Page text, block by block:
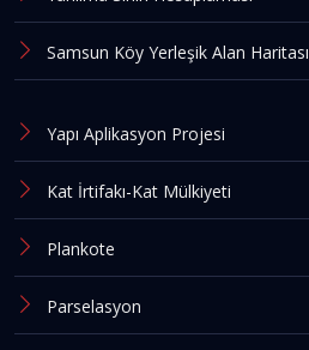
Samsun Köy Yerleşik Alan Haritası
Yapı Aplikasyon Projesi
Kat İrtifakı-Kat Mülkiyeti
Plankote
Parselasyon